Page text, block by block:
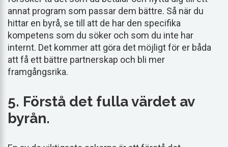
annat program som passar dem bättre. Så när du
hittar en byrå, se till att de har den specifika
kompetens som du söker och som du inte har
internt. Det kommer att göra det möjligt för er båda
att få ett bättre partnerskap och bli mer
framgångsrika.
5. Förstå det fulla värdet av
byrån.